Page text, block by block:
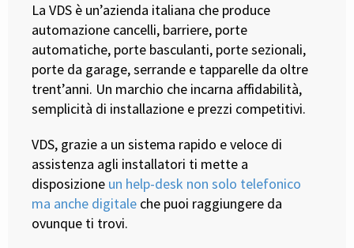
La VDS è un’azienda italiana che produce
automazione cancelli, barriere, porte
automatiche, porte basculanti, porte sezionali,
porte da garage, serrande e tapparelle da oltre
trent’anni. Un marchio che incarna affidabilità,
semplicità di installazione e prezzi competitivi.
VDS, grazie a un sistema rapido e veloce di
assistenza agli installatori ti mette a
disposizione un help-desk non solo telefonico
ma anche digitale che puoi raggiungere da
ovunque ti trovi.